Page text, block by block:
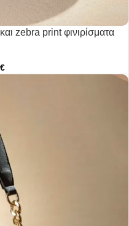
zebra print φινιρίσματα
€